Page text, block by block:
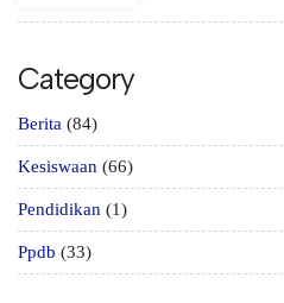
Category
Berita (84)
Kesiswaan (66)
Pendidikan (1)
Ppdb (33)